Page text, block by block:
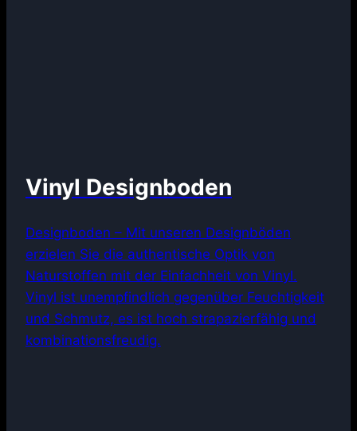
Vinyl Designboden
Designboden – Mit unseren Designböden
erzielen Sie die authentische Optik von
Naturstoffen mit der Einfachheit von Vinyl.
Vinyl ist unempfindlich gegenüber Feuchtigkeit
und Schmutz, es ist hoch strapazierfähig und
kombinationsfreudig.